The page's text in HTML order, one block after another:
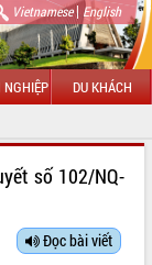
Vietnamese| English
NGHIỆP DU KHÁCH
số 102/NQ-
Đọc bài viết